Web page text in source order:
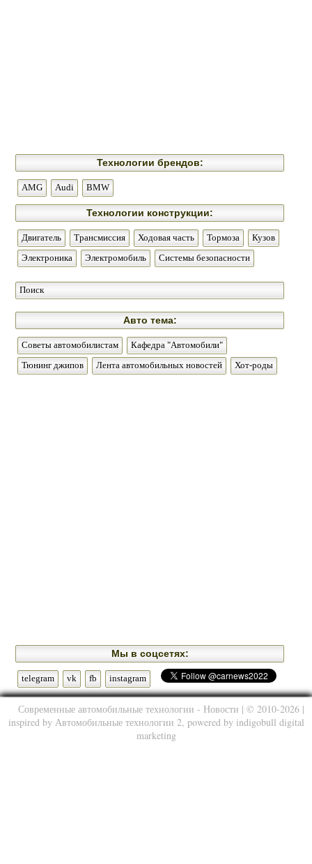
Технологии брендов:
AMG Audi BMW
Технологии конструкции:
Двигатель Трансмиссия Ходовая часть Тормоза
Кузов
Электроника
Электромобиль Системы безопасности
Поиск
Авто тема:
Советы автомобилистам
Кафедра "Автомобили"
Тюнинг джипов
Лента автомобильных новостей Хот-роды
Мы в соцсетях:
telegram vk fb instagram
Современные автомобильные технологии - Новости | © 2010-2026 |
inspired by Автомобильные технологии 2, powered by indigobull digital
marketing